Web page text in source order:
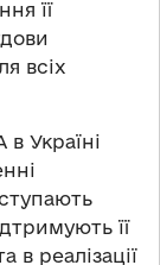
її
всіх
Україні
її
в реалізації